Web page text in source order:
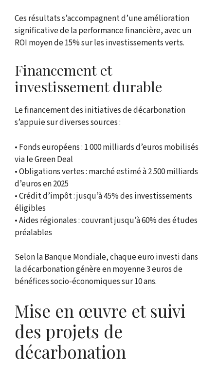
Ces résultats s’accompagnent d’une amélioration
significative de la performance financière, avec un
ROI moyen de 15% sur les investissements verts.
Financement et
investissement durable
Le financement des initiatives de décarbonation
s’appuie sur diverses sources :
• Fonds européens : 1 000 milliards d’euros mobilisés
via le Green Deal
• Obligations vertes : marché estimé à 2 500 milliards
d’euros en 2025
• Crédit d’impôt : jusqu’à 45% des investissements
éligibles
• Aides régionales : couvrant jusqu’à 60% des études
préalables
Selon la Banque Mondiale, chaque euro investi dans
la décarbonation génère en moyenne 3 euros de
bénéfices socio-économiques sur 10 ans.
Mise en œuvre et suivi
des projets de
décarbonation